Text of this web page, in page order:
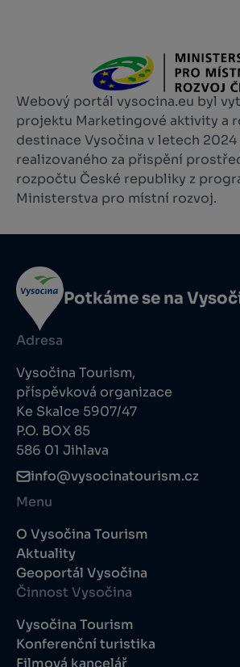
Webový portál vysocina.eu byl
projektu Marketingové aktivity a
destinace Vysočina v letech 2024
realizovaného za přispění
rozpočtu České republiky z
Ministerstva pro místní rozvoj.
Potkáme se na
Adresa
Vysočina Tourism,
příspěvková organizace
Ke Skalce 5907/47
P.O. BOX 85
586 01 Jihlava
info@vysocinatourism.cz
Menu
O Vysočina Tourism
Aktuality
Geoportál Vysočina
Činnost Vysočina
Vysočina Tourism
Konferenční turistika
Filmová kancelář